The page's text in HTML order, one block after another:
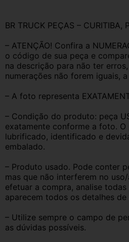
BR TRUCK PEÇAS – CURITIBA,
– ATENÇÃO! Confira a
o código de sua peça e
na descrição para não ter
numerações não forem iguais,
– A foto representa
– Condição do produto: peça
exatamente conforme a foto.
lubrificado, identificado e
embalado.
– Produto usado. Pode conter
mas que não interferem no
efetuar a compra, analise
aparecem todos os detalhes de
– Utilize sempre o campo de
as dúvidas possíveis.